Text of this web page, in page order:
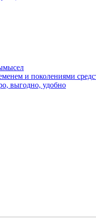
и поколениями
выгодно, удобно